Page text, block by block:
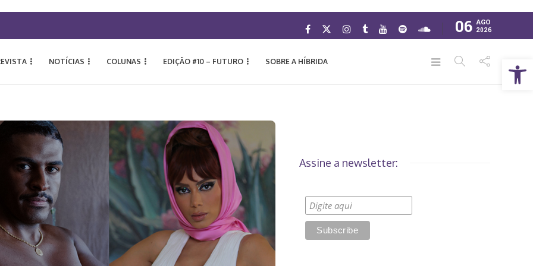
Abrir a barra de ferramentas
06 AGO
2026
NOTÍCIAS COLUNAS EDIÇÃO #10 – FUTURO SOBRE A HÍBRIDA
Assine a newsletter: